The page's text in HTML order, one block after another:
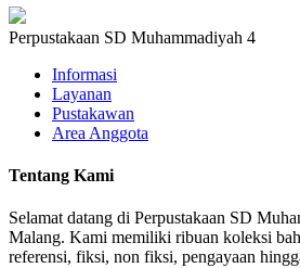
Perpustakaan SD Muhammadiyah 4
Informasi
Layanan
Pustakawan
Area Anggota
Tentang Kami
Selamat datang di Perpustakaan SD
Malang. Kami memiliki ribuan koleksi
referensi, fiksi, non fiksi, pengayaan